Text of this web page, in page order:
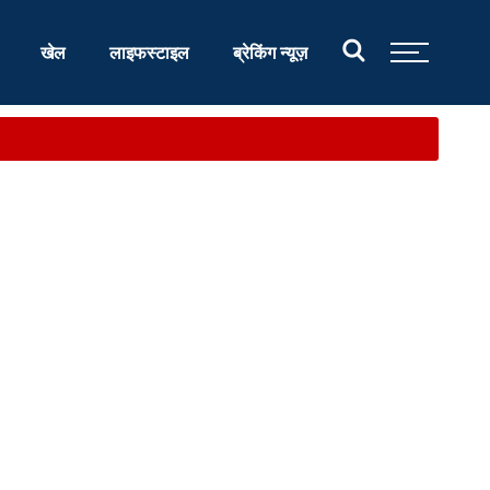
खेल लाइफस्टाइल ब्रेकिंग न्यूज़